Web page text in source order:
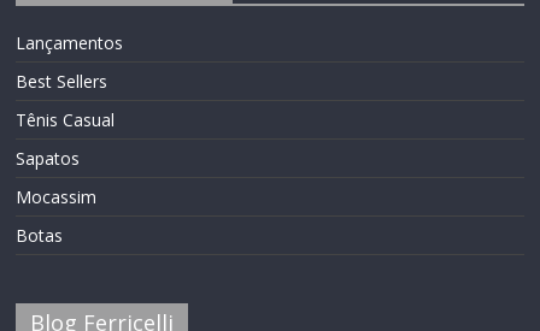
Lançamentos
Best Sellers
Tênis Casual
Sapatos
Mocassim
Botas
Blog Ferricelli